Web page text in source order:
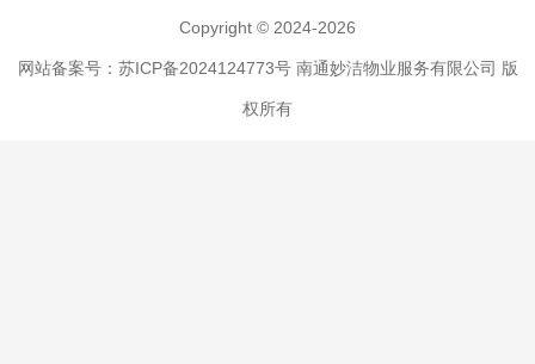
Copyright © 2024-2026
网站备案号：苏ICP备2024124773号南通妙洁物业服务有限公司 版
权所有